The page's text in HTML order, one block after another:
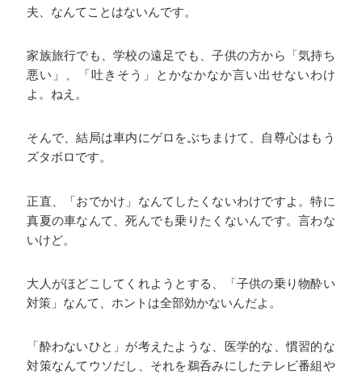
夫、なんてことはないんです。
家族旅行でも、学校の遠足でも、子供の方から「気持ち
悪い」、「吐きそう」とかなかなか言い出せないわけ
よ。ねえ。
そんで、結局は車内にゲロをぶちまけて、自尊心はもう
ズタボロです。
正直、「おでかけ」なんてしたくないわけですよ。特に
真夏の車なんて、死んでも乗りたくないんです。言わな
いけど。
大人がほどこしてくれようとする、「子供の乗り物酔い
対策」なんて、ホントは全部効かないんだよ。
「酔わないひと」が考えたような、医学的な、慣習的な
対策なんてウソだし、それを鵜呑みにしたテレビ番組や